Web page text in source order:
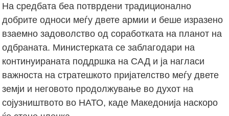
На средбата беа потврдени традиционално
добрите односи меѓу двете армии и беше изразено
взаемно задоволство од соработката на планот на
одбраната. Министерката се заблагодари на
континуираната поддршка на САД и ја нагласи
важноста на стратешкото пријателство меѓу двете
земји и неговото продолжување во духот на
сојузништвото во НАТО, каде Македонија наскоро